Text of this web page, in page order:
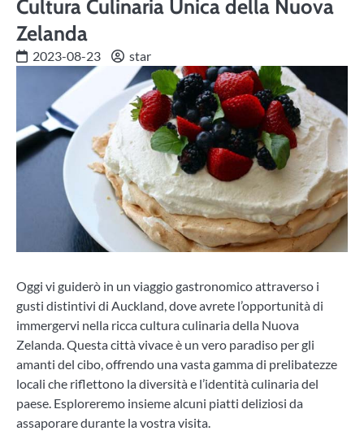
Cultura Culinaria Unica della Nuova
Zelanda
2023-08-23 star
Oggi vi guiderò in un viaggio gastronomico attraverso i
gusti distintivi di Auckland, dove avrete l’opportunità di
immergervi nella ricca cultura culinaria della Nuova
Zelanda. Questa città vivace è un vero paradiso per gli
amanti del cibo, offrendo una vasta gamma di prelibatezze
locali che riflettono la diversità e l’identità culinaria del
paese. Esploreremo insieme alcuni piatti deliziosi da
assaporare durante la vostra visita.